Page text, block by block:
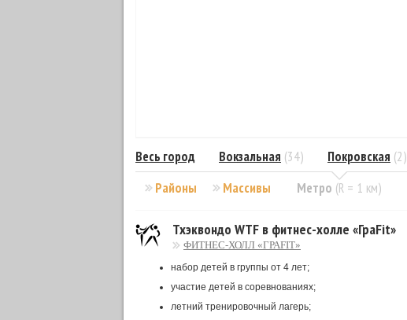
Районы Массивы Метро (R = 1 км)
Весь город Вокзальная (34) Покровская (2)
Тхэквондо WTF в фитнес-холле «ГраFit»
ФИТНЕС-ХОЛЛ «ГРАFIT»
набор детей в группы от 4 лет;
участие детей в соревнованиях;
летний тренировочный лагерь;